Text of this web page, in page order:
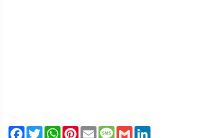
FacebookTwitterWhatsAppPinterest
Email Message
Gmail